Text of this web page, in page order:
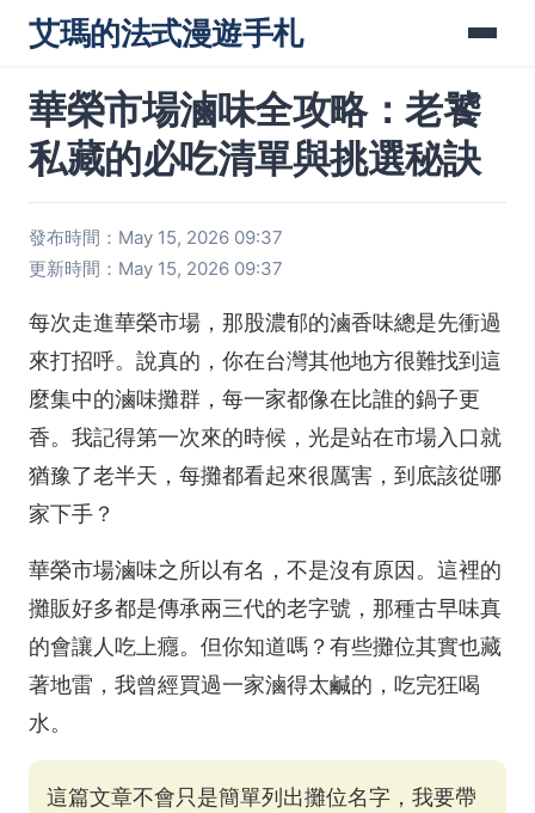
艾瑪的法式漫遊手札
華榮市場滷味全攻略：老饕
私藏的必吃清單與挑選秘訣
發布時間：May 15, 2026 09:37
更新時間：May 15, 2026 09:37
每次走進華榮市場，那股濃郁的滷香味總是先衝過
來打招呼。說真的，你在台灣其他地方很難找到這
麼集中的滷味攤群，每一家都像在比誰的鍋子更
香。我記得第一次來的時候，光是站在市場入口就
猶豫了老半天，每攤都看起來很厲害，到底該從哪
家下手？
華榮市場滷味之所以有名，不是沒有原因。這裡的
攤販好多都是傳承兩三代的老字號，那種古早味真
的會讓人吃上癮。但你知道嗎？有些攤位其實也藏
著地雷，我曾經買過一家滷得太鹹的，吃完狂喝
水。
這篇文章不會只是簡單列出攤位名字，我要帶